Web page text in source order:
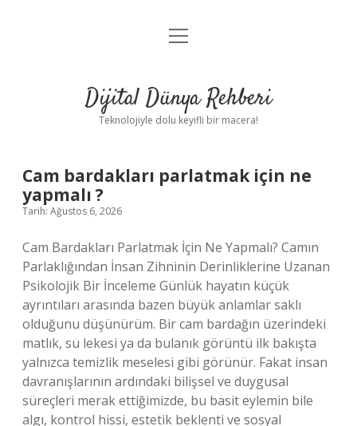
Anasayfa
Yasal Uyarı
menüyü
Dijital Dünya Rehberi
Teknolojiyle dolu keyifli bir macera!
Dijital
Dünya
Rehberi
Yazılar
Cam bardakları parlatmak için ne
yapmalı ?
Tarih: Ağustos 6, 2026
Cam Bardakları Parlatmak İçin Ne Yapmalı? Camın
Parlaklığından İnsan Zihninin Derinliklerine Uzanan
Psikolojik Bir İnceleme Günlük hayatın küçük
ayrıntıları arasında bazen büyük anlamlar saklı
olduğunu düşünürüm. Bir cam bardağın üzerindeki
matlık, su lekesi ya da bulanık görüntü ilk bakışta
yalnızca temizlik meselesi gibi görünür. Fakat insan
davranışlarının ardındaki bilişsel ve duygusal
süreçleri merak ettiğimizde, bu basit eylemin bile
algı, kontrol hissi, estetik beklenti ve sosyal